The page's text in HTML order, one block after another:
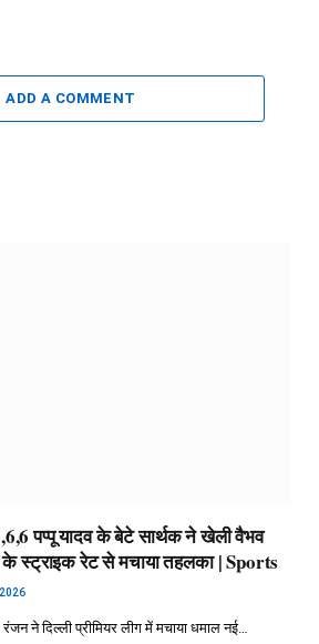
ADD A COMMENT
पप्पू यादव के बेटे सार्थक ने खेली वैभव
के स्ट्राइक रेट से मचाया तहलका | Sports
ने दिल्ली प्रीमियर लीग में मचाया धमाल नई…